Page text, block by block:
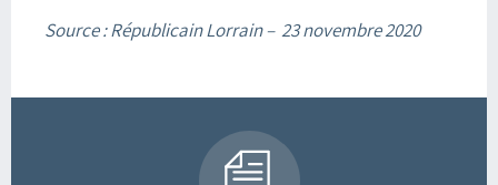
Source : Républicain Lorrain – 23 novembre 2020